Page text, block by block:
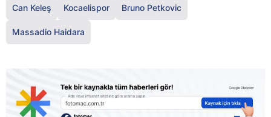
Can Keleş Kocaelispor Bruno Petkovic
Massadio Haidara